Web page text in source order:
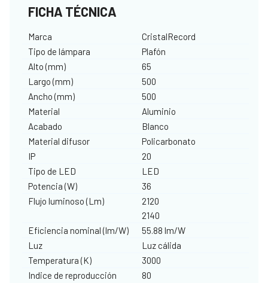
FICHA TÉCNICA
Marca
CristalRecord
Tipo de lámpara
Plafón
Alto (mm)
65
Largo (mm)
500
Ancho (mm)
500
Material
Aluminio
Acabado
Blanco
Material difusor
Policarbonato
IP
20
Tipo de LED
LED
Potencia (W)
36
Flujo luminoso (Lm)
2120
2140
Eficiencia nominal (lm/W)
55.88 lm/W
Luz
Luz cálida
Temperatura (K)
3000
Indice de reproducción
80